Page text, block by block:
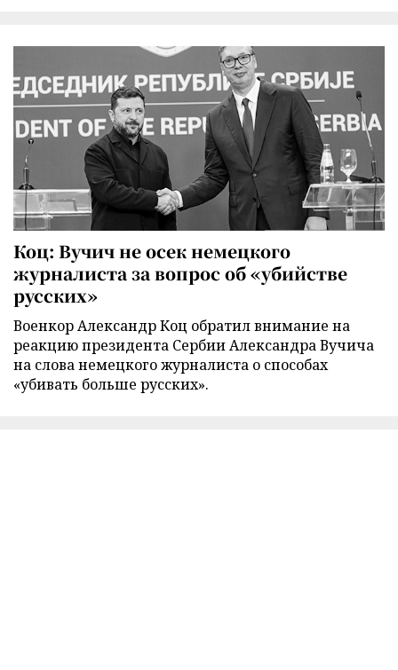
Коц: Вучич не осек немецкого
журналиста за вопрос об «убийстве
русских»
Военкор Александр Коц обратил внимание на
реакцию президента Сербии Александра Вучича
на слова немецкого журналиста о способах
«убивать больше русских».